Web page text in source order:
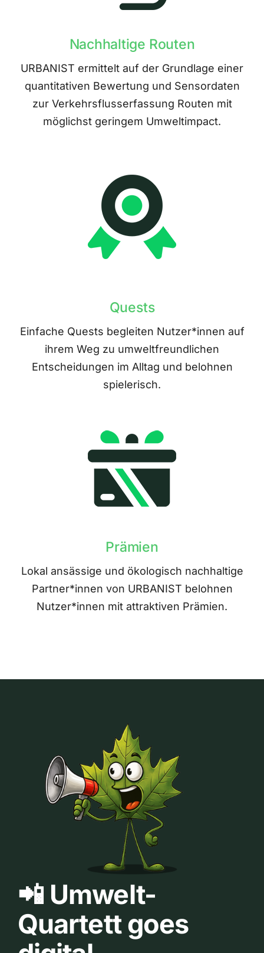
Nachhaltige Routen
URBANIST ermittelt auf der Grundlage einer
quantitativen Bewertung und Sensordaten
zur Verkehrsflusserfassung Routen mit
möglichst geringem Umweltimpact.
Quests
Einfache Quests begleiten Nutzer*innen auf
ihrem Weg zu umweltfreundlichen
Entscheidungen im Alltag und belohnen
spielerisch.
Prämien
Lokal ansässige und ökologisch nachhaltige
Partner*innen von URBANIST belohnen
Nutzer*innen mit attraktiven Prämien.
📲 Umwelt-
Quartett goes